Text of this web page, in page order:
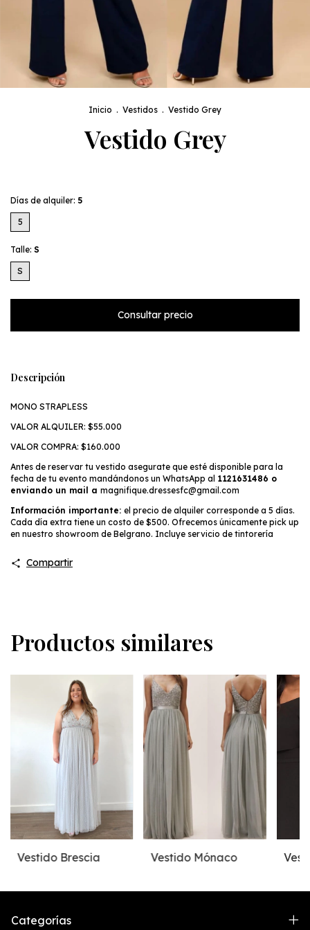
Inicio . Vestidos . Vestido Grey
Vestido Grey
Días de alquiler: 5
5
Talle: S
S
Descripción
MONO STRAPLESS
VALOR ALQUILER: $55.000
VALOR COMPRA: $160.000
Antes de reservar tu vestido asegurate que esté disponible para la
fecha de tu evento mandándonos un WhatsApp al 1121631486 o
enviando un mail a magnifique.dressesfc@gmail.com
Información importante: el precio de alquiler corresponde a 5 días.
Cada día extra tiene un costo de $500. Ofrecemos únicamente pick up
en nuestro showroom de Belgrano. Incluye servicio de tintorería
Compartir
Productos similares
Vestido Brescia Vestido Mónaco
Categorías